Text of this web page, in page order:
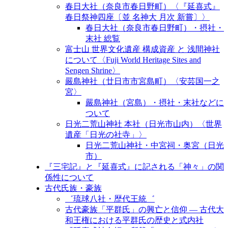
春日大社（奈良市春日野町）〈『延喜式』
春日祭神四座〔並 名神大 月次 新嘗〕〉
春日大社（奈良市春日野町）・摂社・
末社 総覧
富士山 世界文化遺産 構成資産 と 浅間神社
について〈Fuji World Heritage Sites and
Sengen Shrine〉
嚴島神社（廿日市市宮島町）〈安芸国一之
宮〉
嚴島神社（宮島）・摂社・末社などに
ついて
日光二荒山神社 本社（日光市山内）〈世界
遺産「日光の社寺」〉
日光二荒山神社・中宮祠・奥宮（日光
市）
『三宅記』と『延喜式』に記される「神々」の関
係性について
古代氏族・豪族
゛琉球八社・歴代王統゛
古代豪族「平群氏」の興亡と信仰 ― 古代大
和王権における平群氏の歴史と式内社